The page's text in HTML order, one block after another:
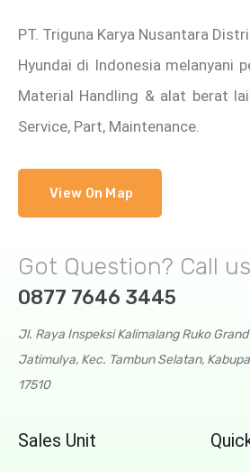
PT. Triguna Karya Nusantara
Hyundai di Indonesia melanyani
Material Handling & alat berat
Service, Part, Maintenance.
View On Map
Got Question? Call
0877 7646 3445
Jl. Raya Inspeksi Kalimalang Ruko Grand
Jatimulya, Kec. Tambun Selatan,
17510
Sales Unit